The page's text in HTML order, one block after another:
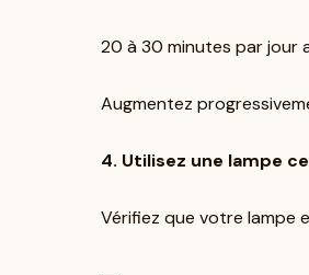
20 à 30 minutes par jour
Augmentez
4. Utilisez une lampe
Vérifiez que votre lampe